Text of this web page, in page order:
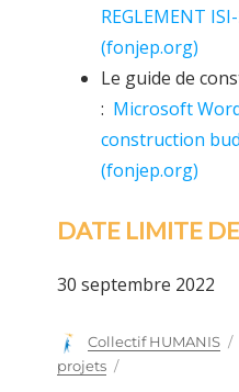
REGLEMENT
(fonjep.org)
Le guide de
: Microsoft
construction
(fonjep.org)
DATE LIMITE
30 septembre 2022
Auteur
Collectif HUMANIS
projets